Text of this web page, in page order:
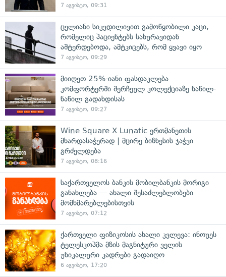
7 აგვისტო, 09:31
ცელიანი სიკვდილივით გამოწყობილი კაცი,
რომელიც პაციენტებს სახურავიდან
აშტერდებოდა, ამტკიცებს, რომ ყვავი იყო
7 აგვისტო, 09:29
მიიღეთ 25%-იანი ფასდაკლება
კომფორტერში შერჩეულ კოლექციაზე ნაწილ-
ნაწილ გადახდისას
7 აგვისტო, 09:27
Wine Square X Lunatic ერთმანეთის
მხარდასაჭერად | მცირე ბიზნესის ჯაჭვი
გრძელდება
7 აგვისტო, 08:16
საქართველოს ბანკის მობილბანკის მორიგი
განახლება — ახალი შესაძლებლობები
მომხმარებლებისთვის
7 აგვისტო, 07:12
ქართველი ფიზიკოსის ახალი კვლევა: ინოუეს
ტელესკოპმა მზის მაგნიტური ველის
უნიკალური კადრები გადაიღო
6 აგვისტო, 17:20